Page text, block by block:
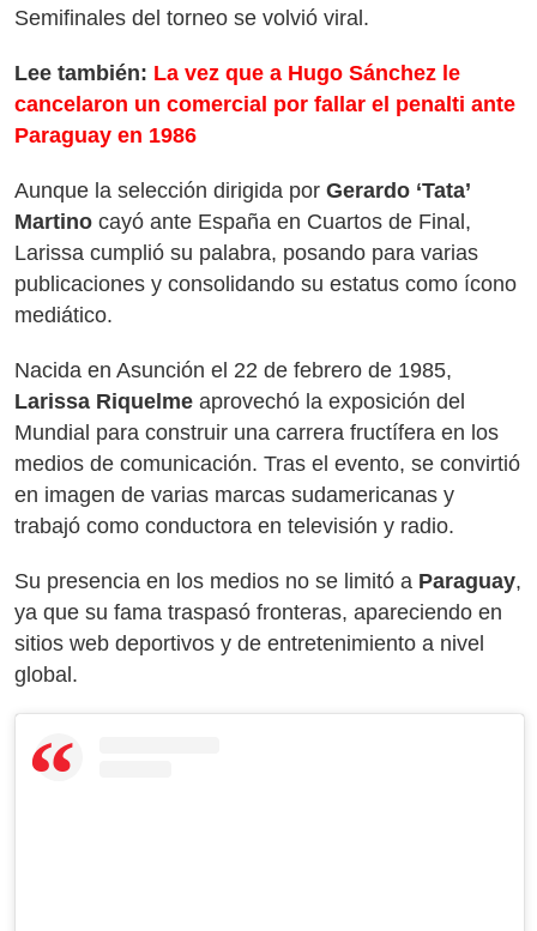
Semifinales del torneo se volvió viral.
Lee también: La vez que a Hugo Sánchez le
cancelaron un comercial por fallar el penalti ante
Paraguay en 1986
Aunque la selección dirigida por Gerardo ‘Tata’
Martino cayó ante España en Cuartos de Final,
Larissa cumplió su palabra, posando para varias
publicaciones y consolidando su estatus como ícono
mediático.
Nacida en Asunción el 22 de febrero de 1985,
Larissa Riquelme aprovechó la exposición del
Mundial para construir una carrera fructífera en los
medios de comunicación. Tras el evento, se convirtió
en imagen de varias marcas sudamericanas y
trabajó como conductora en televisión y radio.
Su presencia en los medios no se limitó a Paraguay,
ya que su fama traspasó fronteras, apareciendo en
sitios web deportivos y de entretenimiento a nivel
global.